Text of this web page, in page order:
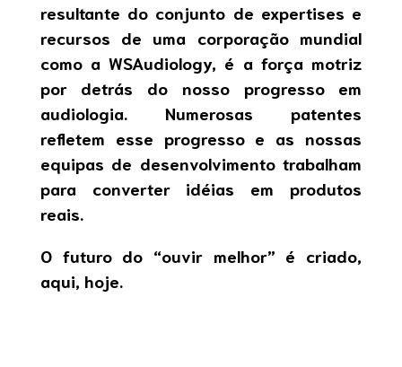
resultante do conjunto de expertises e
recursos de uma corporação mundial
como a WSAudiology, é a força motriz
por detrás do nosso progresso em
audiologia. Numerosas patentes
refletem esse progresso e as nossas
equipas de desenvolvimento trabalham
para converter idéias em produtos
reais.
O futuro do “ouvir melhor” é criado,
aqui, hoje.